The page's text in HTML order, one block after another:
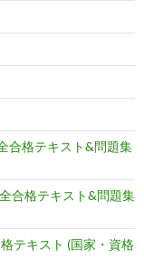
合格テキスト&問題集
合格テキスト&問題集
テキスト (国家・資格